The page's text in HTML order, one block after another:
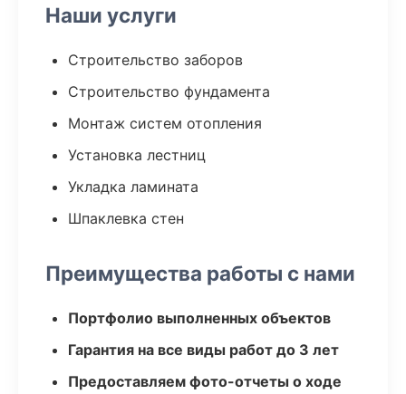
Наши услуги
Строительство заборов
Строительство фундамента
Монтаж систем отопления
Установка лестниц
Укладка ламината
Шпаклевка стен
Преимущества работы с нами
Портфолио выполненных объектов
Гарантия на все виды работ до 3 лет
Предоставляем фото-отчеты о ходе